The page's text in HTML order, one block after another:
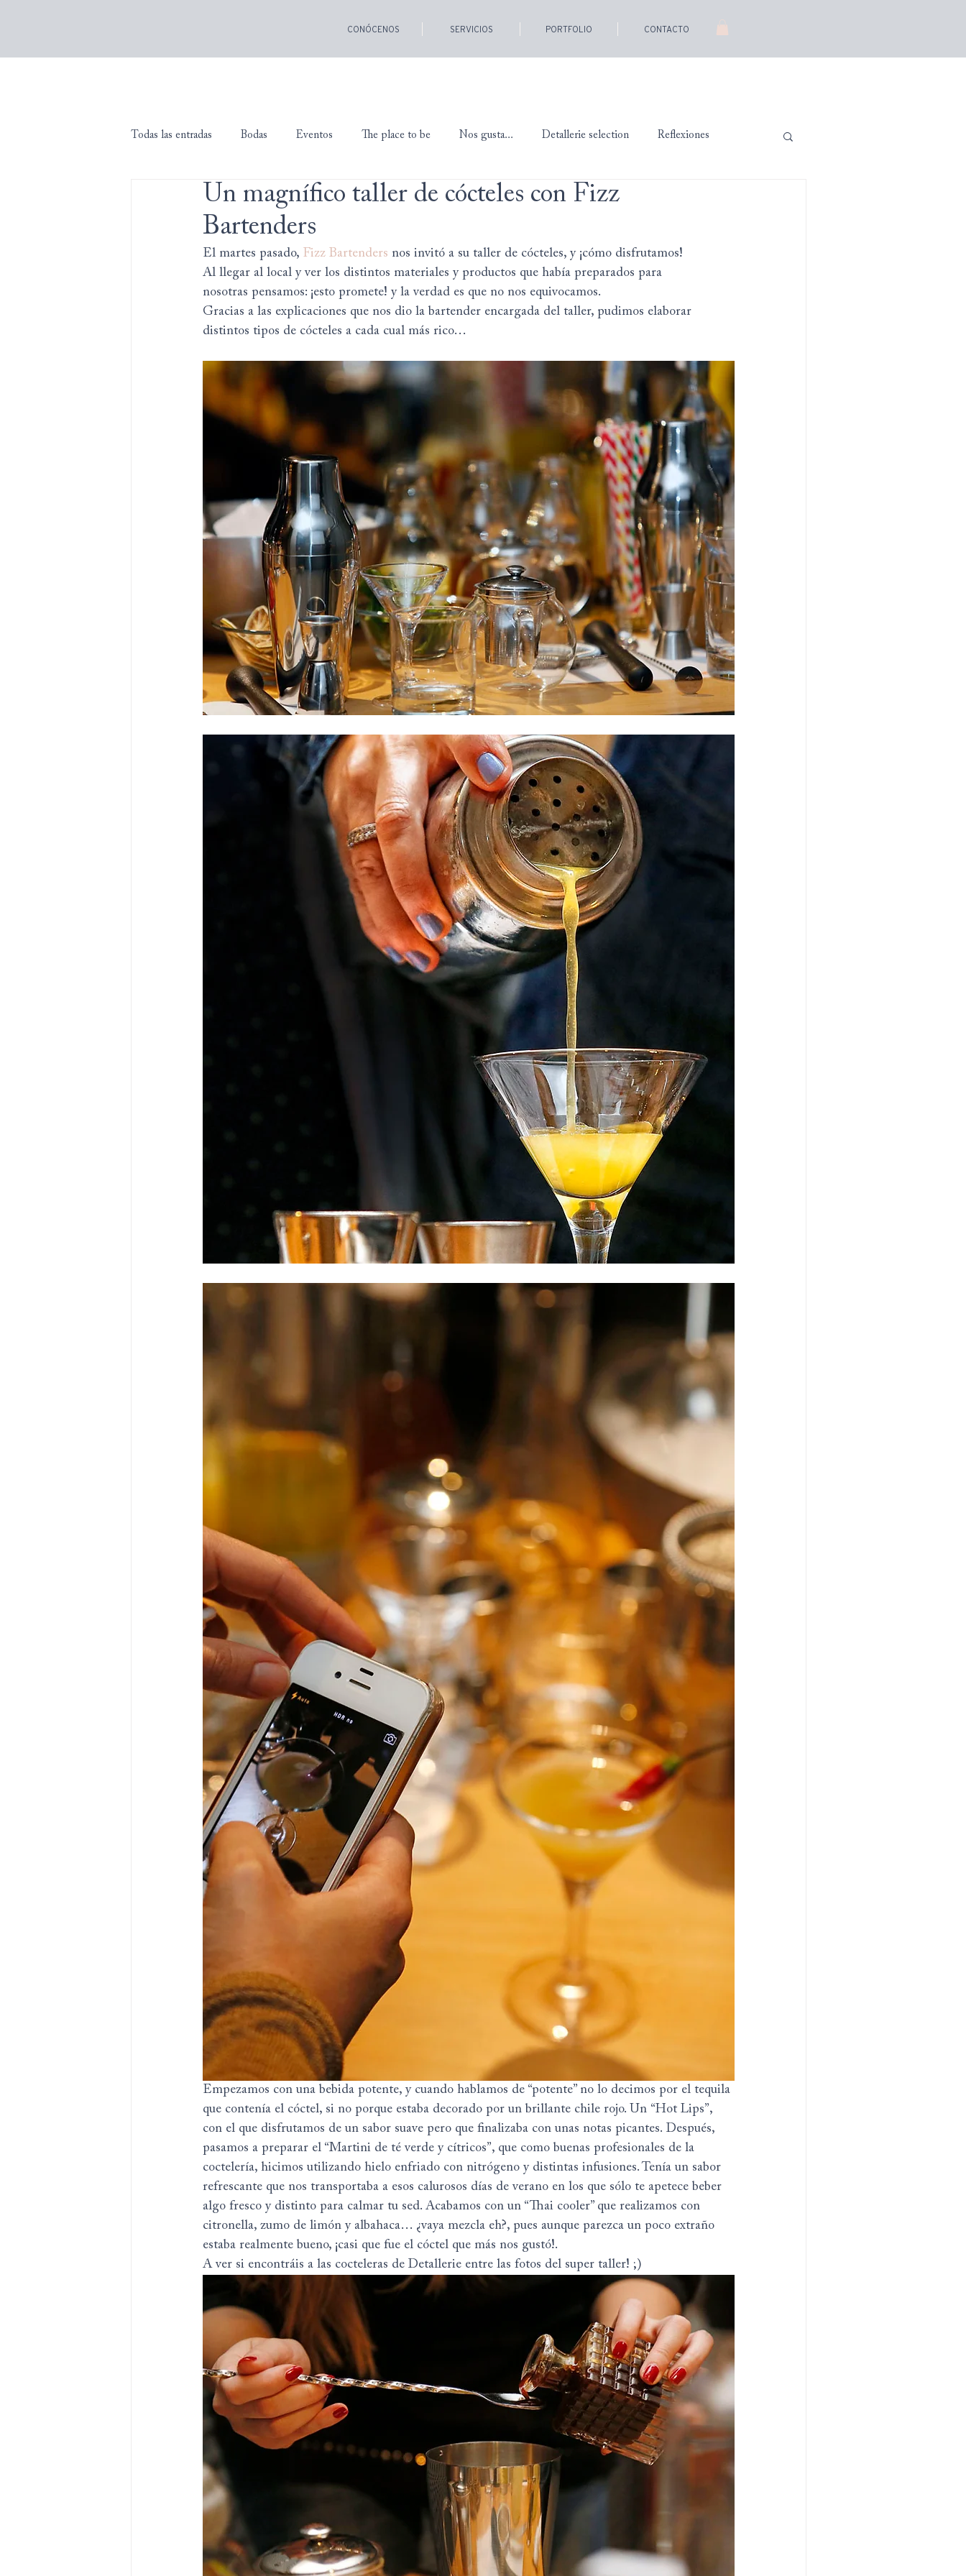
CONÓCENOS SERVICIOS PORTFOLIO CONTACTO
Todas las entradas Bodas Eventos The place to be Nos gusta... Detallerie selection Reflexiones
Un magnífico taller de cócteles con Fizz
Bartenders
El martes pasado, Fizz Bartenders nos invitó a su taller de cócteles, y ¡cómo disfrutamos!
Al llegar al local y ver los distintos materiales y productos que había preparados para
nosotras pensamos: ¡esto promete! y la verdad es que no nos equivocamos.
Gracias a las explicaciones que nos dio la bartender encargada del taller, pudimos elaborar
distintos tipos de cócteles a cada cual más rico…
Empezamos con una bebida potente, y cuando hablamos de “potente” no lo decimos por el tequila
que contenía el cóctel, si no porque estaba decorado por un brillante chile rojo. Un “Hot Lips”,
con el que disfrutamos de un sabor suave pero que finalizaba con unas notas picantes. Después,
pasamos a preparar el “Martini de té verde y cítricos”, que como buenas profesionales de la
coctelería, hicimos utilizando hielo enfriado con nitrógeno y distintas infusiones. Tenía un sabor
refrescante que nos transportaba a esos calurosos días de verano en los que sólo te apetece beber
algo fresco y distinto para calmar tu sed. Acabamos con un “Thai cooler” que realizamos con
citronella, zumo de limón y albahaca… ¿vaya mezcla eh?, pues aunque parezca un poco extraño
estaba realmente bueno, ¡casi que fue el cóctel que más nos gustó!.
A ver si encontráis a las cocteleras de Detallerie entre las fotos del super taller! ;)